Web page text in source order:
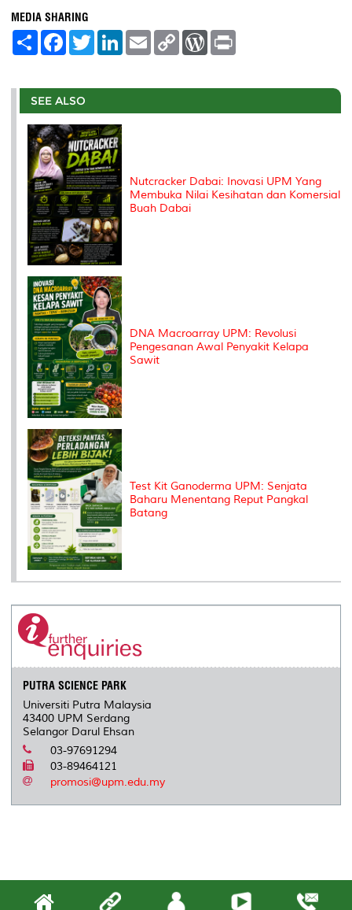
MEDIA SHARING
S
e
F
a
b
o
o
k
T
w
t
r
L
e
I
E
m
l
C
L
n
W
P
e
t
SEE ALSO
Nutcracker Dabai: Inovasi UPM Yang
Membuka Nilai Kesihatan dan Komersial
Buah Dabai
DNA Macroarray UPM: Revolusi
Pengesanan Awal Penyakit Kelapa
Sawit
Test Kit Ganoderma UPM: Senjata
Baharu Menentang Reput Pangkal
Batang
PUTRA SCIENCE PARK
Universiti Putra Malaysia
43400 UPM Serdang
Selangor Darul Ehsan
03-97691294
03-89464121
promosi@upm.edu.my